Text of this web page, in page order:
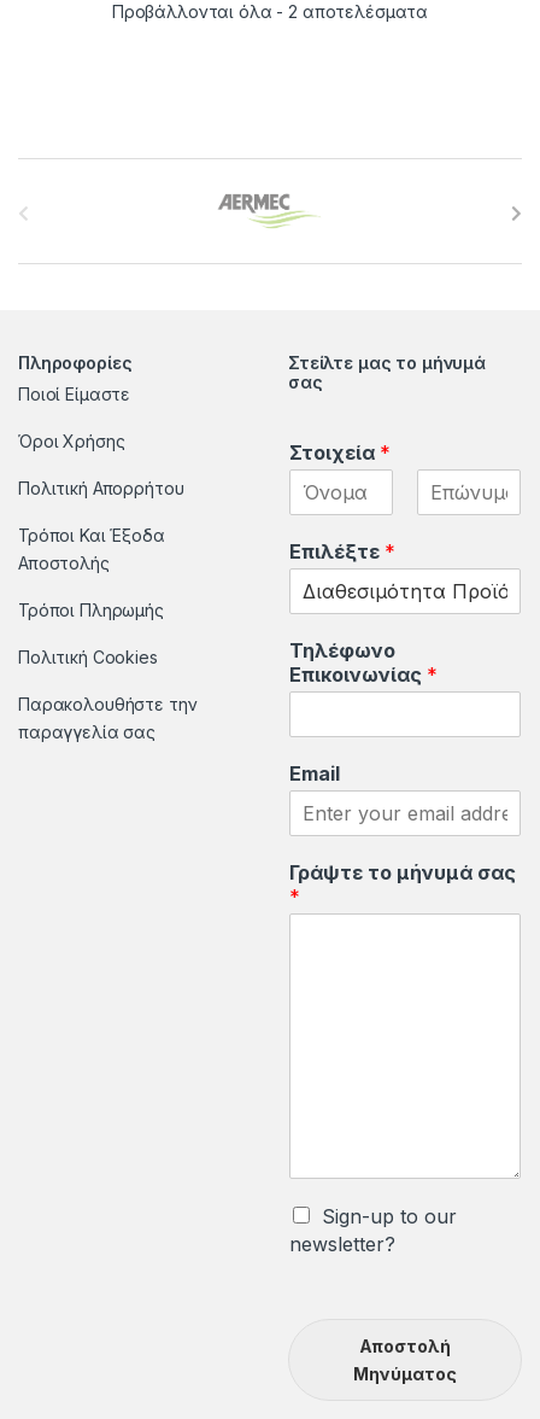
Προβάλλονται όλα - 2 αποτελέσματα
Πληροφορίες
Ποιοί Είμαστε
Όροι Χρήσης
Πολιτική Απορρήτου
Τρόποι Και Έξοδα
Αποστολής
Τρόποι Πληρωμής
Πολιτική Cookies
Παρακολουθήστε την
παραγγελία σας
Στείλτε μας το μήνυμά
σας
Στοιχεία *
i
rΕπιλέξτε *
Τηλέφωνο
Επικοινωνίας *
Email
Γράψτε το μήνυμά σας
*
Sign-up to our
newsletter?
Αποστολή
Μηνύματος